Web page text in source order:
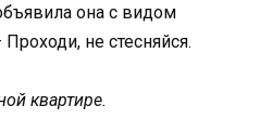
она с видом
не стесняйся.
квартире.